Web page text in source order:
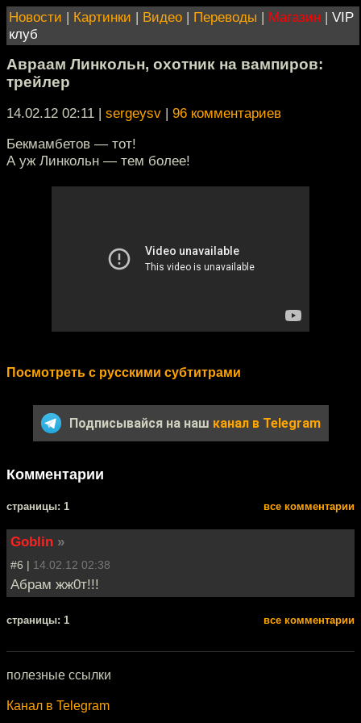
Новости | Картинки | Видео | Переводы | Магазин | VIP
клуб
Авраам Линкольн, охотник на вампиров:
трейлер
14.02.12 02:11 | sergeysv | 96 комментариев
Бекмамбетов — тот!
А уж Линкольн — тем более!
Посмотреть с русскими субтитрами
Подписывайся на наш канал в Telegram
Комментарии
cтраницы: 1 все комментарии
Goblin »
#6 | 14.02.12 02:38
Абрам жж0т!!!
cтраницы: 1 все комментарии
полезные ссылки
Канал в Telegram